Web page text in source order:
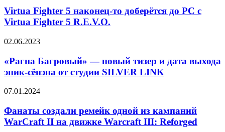
5
наконец-
то
до
с
Virtua
5
Virtua Fighter 5 наконец-то доберётся до PC с
Virtua Fighter 5 R.E.V.O.
«Рагна
—
новый
тизер
дата
эпик-
сёнэна
02.06.2023
«Рагна Багровый» — новый тизер и дата выхода
эпик-сёнэна от студии SILVER LINK
Фанаты
ремейк
одной
из
07.01.2024
Фанаты создали ремейк одной из кампаний
WarCraft II на движке Warcraft III: Reforged